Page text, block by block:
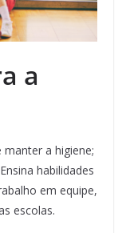
a
a higiene;
habilidades
em equipe,
escolas.